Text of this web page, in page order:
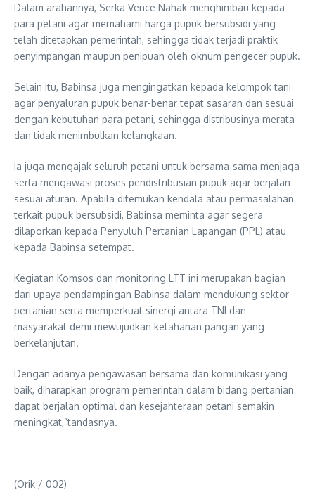
Dalam arahannya, Serka Vence Nahak menghimbau kepada
para petani agar memahami harga pupuk bersubsidi yang
telah ditetapkan pemerintah, sehingga tidak terjadi praktik
penyimpangan maupun penipuan oleh oknum pengecer pupuk.
Selain itu, Babinsa juga mengingatkan kepada kelompok tani
agar penyaluran pupuk benar-benar tepat sasaran dan sesuai
dengan kebutuhan para petani, sehingga distribusinya merata
dan tidak menimbulkan kelangkaan.
Ia juga mengajak seluruh petani untuk bersama-sama menjaga
serta mengawasi proses pendistribusian pupuk agar berjalan
sesuai aturan. Apabila ditemukan kendala atau permasalahan
terkait pupuk bersubsidi, Babinsa meminta agar segera
dilaporkan kepada Penyuluh Pertanian Lapangan (PPL) atau
kepada Babinsa setempat.
Kegiatan Komsos dan monitoring LTT ini merupakan bagian
dari upaya pendampingan Babinsa dalam mendukung sektor
pertanian serta memperkuat sinergi antara TNI dan
masyarakat demi mewujudkan ketahanan pangan yang
berkelanjutan.
Dengan adanya pengawasan bersama dan komunikasi yang
baik, diharapkan program pemerintah dalam bidang pertanian
dapat berjalan optimal dan kesejahteraan petani semakin
meningkat,”tandasnya.
(Orik / 002)